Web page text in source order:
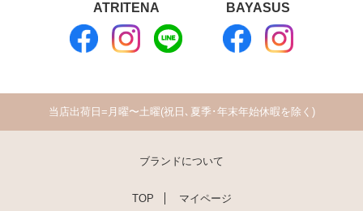
ATRITENA BAYASUS
当店出荷日=月曜〜土曜(祝日､夏季･年末年始休暇を除く)
ブランドについて
TOP マイページ